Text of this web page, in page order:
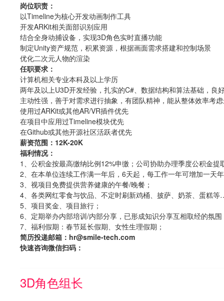
岗位职责：
以Timeline为核心开发动画制作工具
开发ARKit相关面部识别应用
结合全身动捕设备，实现3D角色实时直播功能
制定Unity资产规范，积累资源，根据画面需求搭建和控制场景
优化二次元人物的渲染
任职要求：
计算机相关专业本科及以上学历
两年及以上U3D开发经验，扎实的C#、数据结构和算法基础，良
主动性强，善于对需求进行抽象，有团队精神，能从整体效率考
使用过ARKit或其他AR/VR插件优先
在项目中应用过Timeline模块优先
在Github或其他开源社区活跃者优先
薪资范围：12K-20K
福利情况：
1、公积金按最高缴纳比例12%申缴；公司协助办理季度公积金提
2、在本单位连续工作满一年后，6天起，每工作一年可增加一天
3、视项目免费提供营养健康的午餐/晚餐；
4、各类网红零食与饮品、不定时刷新鸡桶、披萨、奶茶、蛋糕
5、项目奖金、项目旅行；
6、定期举办内部培训/内部分享，已形成知识分享互相取经的氛围
7、福利假期：春节延长假期、女性生理假期；
简历投递邮箱：hr@smile-tech.com
快速咨询微信扫码：
3D角色组长